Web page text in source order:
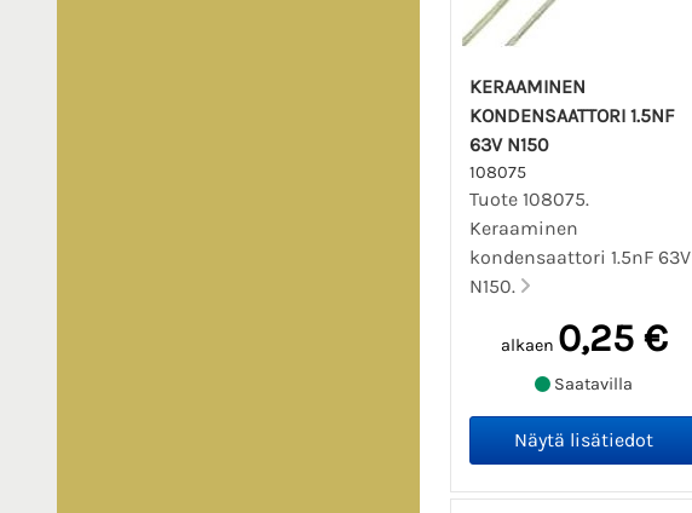
KERAAMINEN
KONDENSAATTORI 1.5NF
63V N150
108075
Tuote 108075.
Keraaminen
kondensaattori 1.5nF 63V
N150.
alkaen 0,25 €
Saatavilla